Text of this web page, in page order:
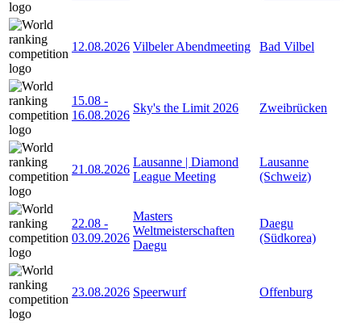
12.08.2026 Vilbeler Abendmeeting Bad Vilbel
15.08 -
16.08.2026
Sky's the Limit 2026 Zweibrücken
21.08.2026
Lausanne | Diamond
League Meeting
Lausanne
(Schweiz)
22.08 -
03.09.2026
Masters
Weltmeisterschaften
Daegu
Daegu
(Südkorea)
23.08.2026 Speerwurf Offenburg